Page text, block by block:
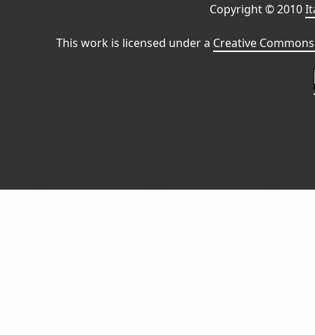
Copyright © 2010
This work is licensed under a Creative